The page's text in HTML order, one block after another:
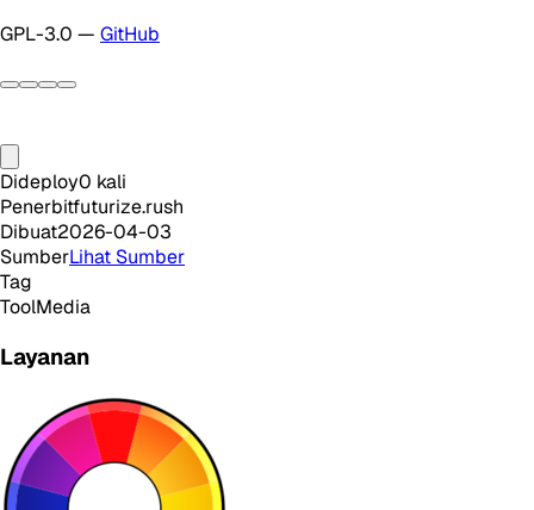
GPL-3.0 — GitHub
Dideploy0 kali
Penerbitfuturize.rush
Dibuat2026-04-03
SumberLihat Sumber
Tag
ToolMedia
Layanan